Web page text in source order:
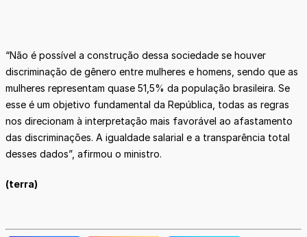
“Não é possível a construção dessa sociedade se houver
discriminação de gênero entre mulheres e homens, sendo que as
mulheres representam quase 51,5% da população brasileira. Se
esse é um objetivo fundamental da República, todas as regras
nos direcionam à interpretação mais favorável ao afastamento
das discriminações. A igualdade salarial e a transparência total
desses dados”, afirmou o ministro.
(terra)